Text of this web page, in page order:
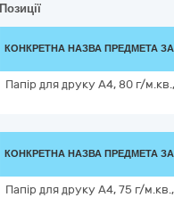
Позиції
КОНКРЕТНА НАЗВА ПРЕДМЕТА
Папір для друку А4, 80 г/
КОНКРЕТНА НАЗВА ПРЕДМЕТА
Папір для друку А4, 75 г/